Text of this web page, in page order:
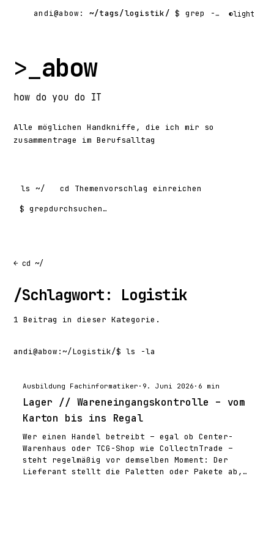
andi@abow: ~/tags/logistik/ $ grep -rl ◐light
>_abow
how do you do IT
Alle möglichen Handkniffe, die ich mir so
zusammentrage im Berufsalltag
ls ~/ cd
Themenvorschlag einreichen
$ grep
Suchen nach:
← cd ~/
/Schlagwort: Logistik
1 Beitrag in dieser Kategorie.
andi@abow :~/Logistik/$ ls -la
Ausbildung Fachinformatiker · 9. Juni 2026 · 6 min
Lager // Wareneingangskontrolle – vom
Karton bis ins Regal
Wer einen Handel betreibt – egal ob Center-
Warenhaus oder TCG-Shop wie CollectnTrade –
steht regelmäßig vor demselben Moment: Der
Lieferant stellt die Paletten oder Pakete ab,…